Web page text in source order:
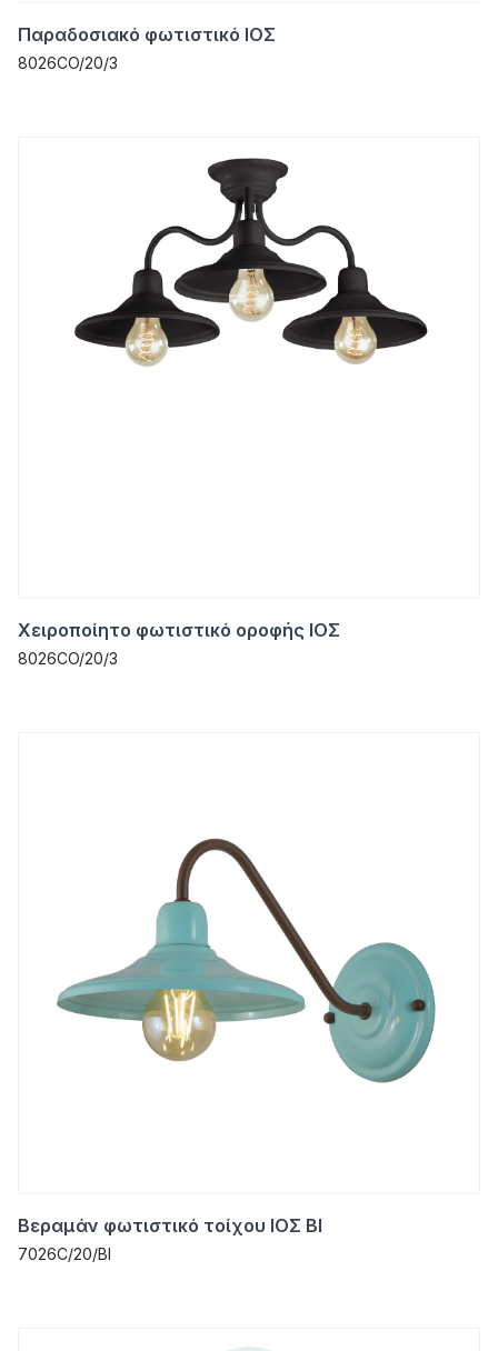
Παραδοσιακό φωτιστικό ΙΟΣ
8026CO/20/3
Χειροποίητο φωτιστικό οροφής ΙΟΣ
8026CO/20/3
Βεραμάν φωτιστικό τοίχου ΙΟΣ ΒΙ
7026C/20/ΒΙ